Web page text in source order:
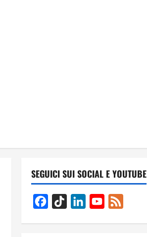
SEGUICI SUI SOCIAL E YOUTUBE
Facebook
TikTok LinkedInYouTube